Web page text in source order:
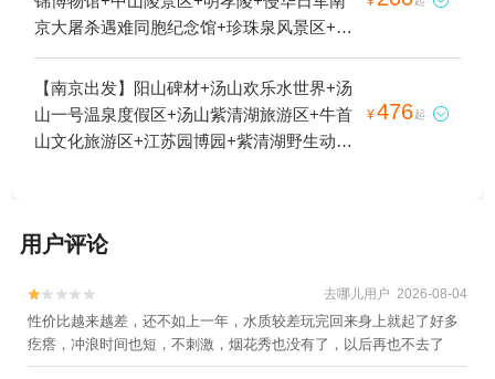
京大屠杀遇难同胞纪念馆+珍珠泉风景区+阳
山碑材+雨花台+栖霞山+梅园新村纪念馆+云
山+秦淮河画舫+南京总统府+鸡鸣寺+南京长
江大桥+夫子庙+音乐台+高淳老街+莫愁湖景
区+金牛湖风景区+南京博物院+南京中山植
景区+美龄宫+雨花阁+夫子庙大成殿+汤山欢
山圣泉温泉+汤山紫清湖旅游区+平山森林公
园+红山森林动物园+南京冠军溜冰场+南京
汤山海润温泉度假山庄+浦口珍珠泉野生动物
生态园+雨花台烈士陵园+汤山古溶洞+牛首
【南京出发】阳山碑材+汤山欢乐水世界+汤
山一号温泉度假区+汤山紫清湖旅游区+牛首
山文化旅游区+江苏园博园+紫清湖野生动物
¥476起 
用户评论

 去哪儿用户 2026-08-04
性价比越来越差，还不如上一年，水质较差玩完回来身上就起了好多
疙瘩，冲浪时间也短，不刺激，烟花秀也没有了，以后再也不去了